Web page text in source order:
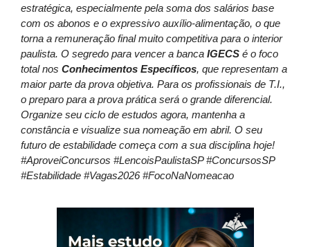
estratégica, especialmente pela soma dos salários base
com os abonos e o expressivo auxílio-alimentação, o que
torna a remuneração final muito competitiva para o interior
paulista. O segredo para vencer a banca IGECS é o foco
total nos Conhecimentos Específicos, que representam a
maior parte da prova objetiva. Para os profissionais de T.I.,
o preparo para a prova prática será o grande diferencial.
Organize seu ciclo de estudos agora, mantenha a
constância e visualize sua nomeação em abril. O seu
futuro de estabilidade começa com a sua disciplina hoje!
#AproveiConcursos #LencoisPaulistaSP #ConcursosSP
#Estabilidade #Vagas2026 #FocoNaNomeacao